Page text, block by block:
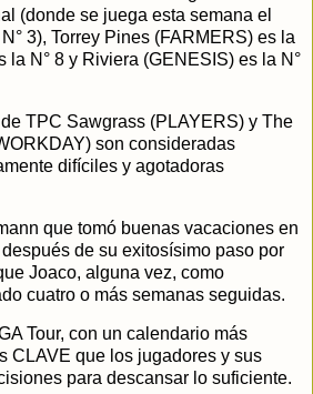
(donde se juega esta semana el
3), Torrey Pines (FARMERS) es la
la N° 8 y Riviera (GENESIS) es la N°
TPC Sawgrass (PLAYERS) y The
son consideradas
difíciles y agotadoras
que tomó buenas vacaciones en
de su exitosísimo paso por
Joaco, alguna vez, como
cuatro o más semanas seguidas.
Tour, con un calendario más
CLAVE que los jugadores y sus
para descansar lo suficiente.